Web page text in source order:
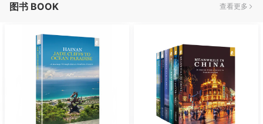
查看更多
图书 BOOK